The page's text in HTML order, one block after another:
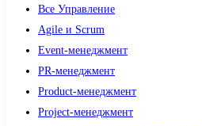
Все Управление
Agile и Scrum
Event-менеджмент
PR-менеджмент
Product-менеджмент
Project-менеджмент